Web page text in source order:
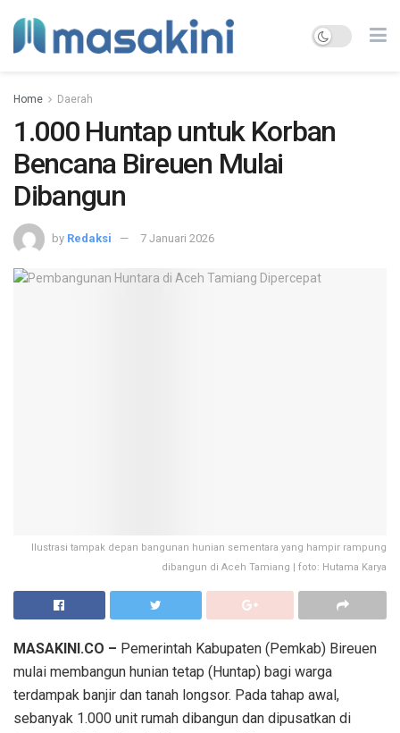
Home Daerah
1.000 Huntap untuk Korban
Bencana Bireuen Mulai
Dibangun
by Redaksi 7 Januari 2026
Ilustrasi tampak depan bangunan hunian sementara yang hampir rampung
dibangun di Aceh Tamiang | foto: Hutama Karya
MASAKINI.CO – Pemerintah Kabupaten (Pemkab) Bireuen
mulai membangun hunian tetap (Huntap) bagi warga
terdampak banjir dan tanah longsor. Pada tahap awal,
sebanyak 1.000 unit rumah dibangun dan dipusatkan di